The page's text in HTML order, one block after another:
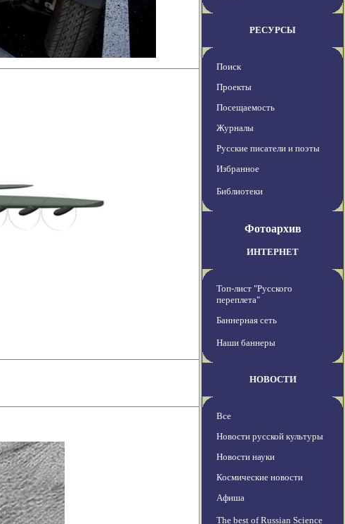
РЕСУРСЫ
Поиск
Проекты
Посещаемость
Журналы
Русские писатели и поэты
Избранное
Библиотеки
Фотоархив
ИНТЕРНЕТ
Топ-лист "Русского
переплета"
Баннерная сеть
Наши баннеры
НОВОСТИ
Все
Новости русской культуры
Новости науки
Космические новости
Афиша
The best of Russian Science